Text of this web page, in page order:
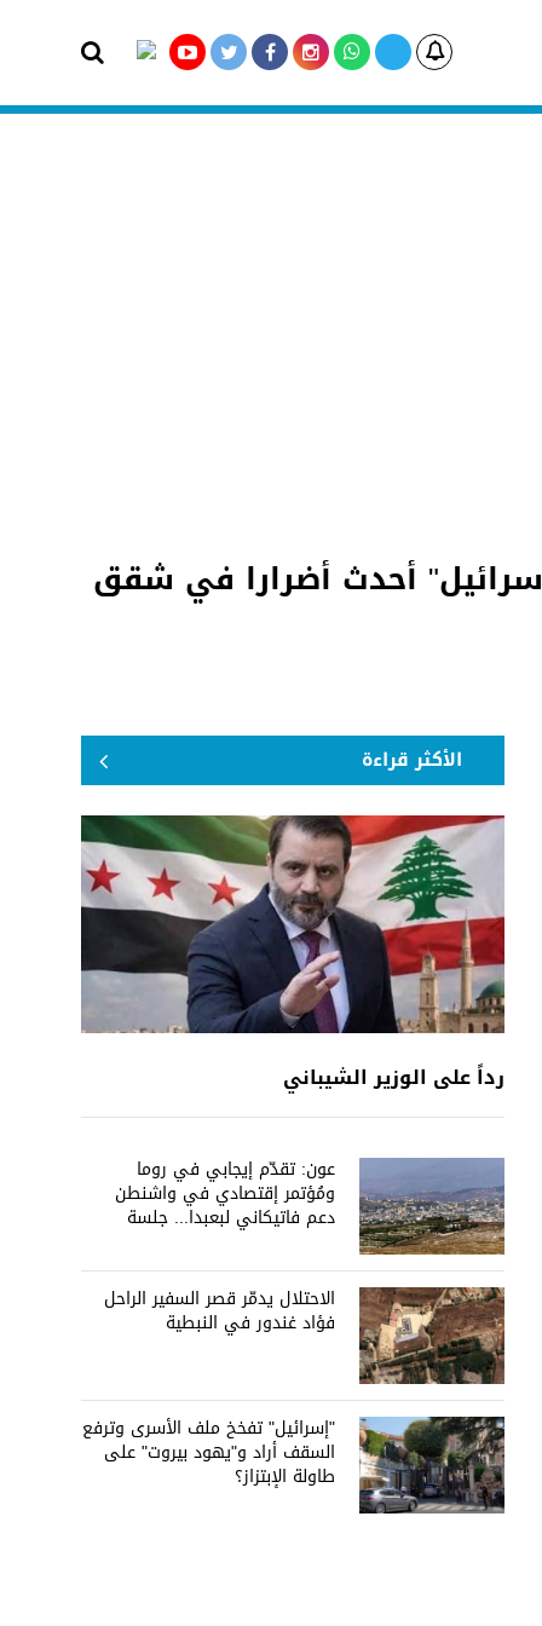
أحدث أضرارا في شقق
الأكثر قراءة
رداً على الوزير الشيباني
عون: تقدّم إيجابي في روما
ومُؤتمر إقتصادي في واشنطن
دعم فاتيكاني لبعبدا... جلسة
على الطاولة
الاحتلال يدمّر قصر السفير الراحل
فؤاد غندور في النبطية
"إسرائيل" تفخخ ملف الأسرى وترفع
السقف أراد و"يهود بيروت" على
طاولة الإبتزاز؟